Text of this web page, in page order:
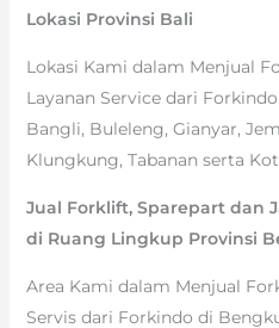
Lokasi Provinsi Bali
Lokasi Kami dalam Menjual
Layanan Service dari
Bangli, Buleleng, Gianyar,
Klungkung, Tabanan serta
Jual Forklift, Sparepart dan
di Ruang Lingkup Provinsi
Area Kami dalam Menjual
Servis dari Forkindo di